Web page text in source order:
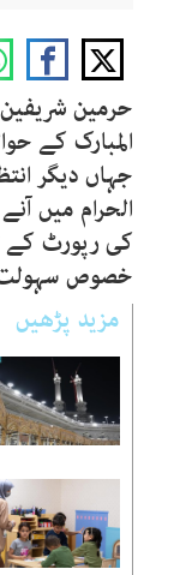
حرمین
المبارک کے
جہاں دیگر
الحرام میں
کی رپورٹ کے
خصوص سہولت
مزید پڑھیں